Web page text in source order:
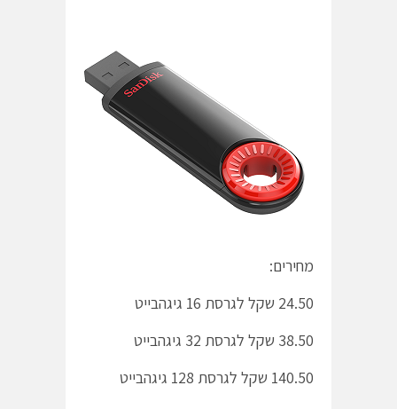
מחירים:
24.50 שקל לגרסת 16 גיגהבייט
38.50 שקל לגרסת 32 גיגהבייט
140.50 שקל לגרסת 128 גיגהבייט